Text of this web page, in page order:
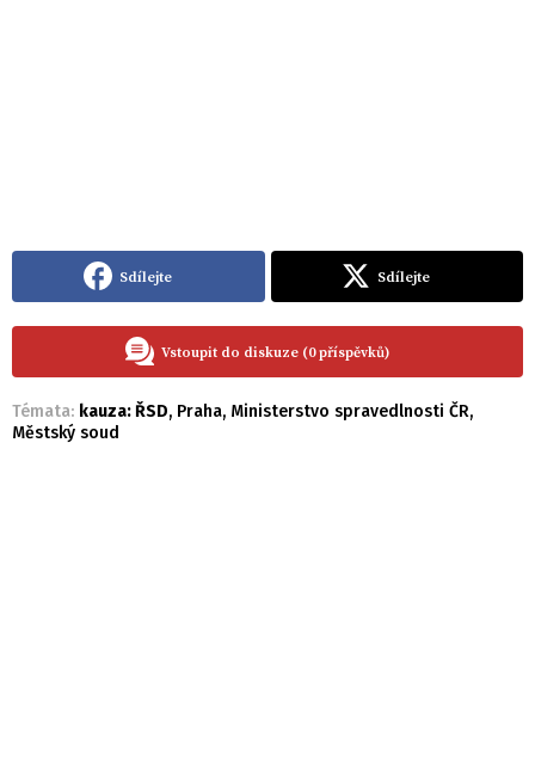
Sdílejte Sdílejte
Vstoupit do diskuze (0 příspěvků)
Témata: kauza: ŘSD, Praha, Ministerstvo spravedlnosti ČR,
Městský soud